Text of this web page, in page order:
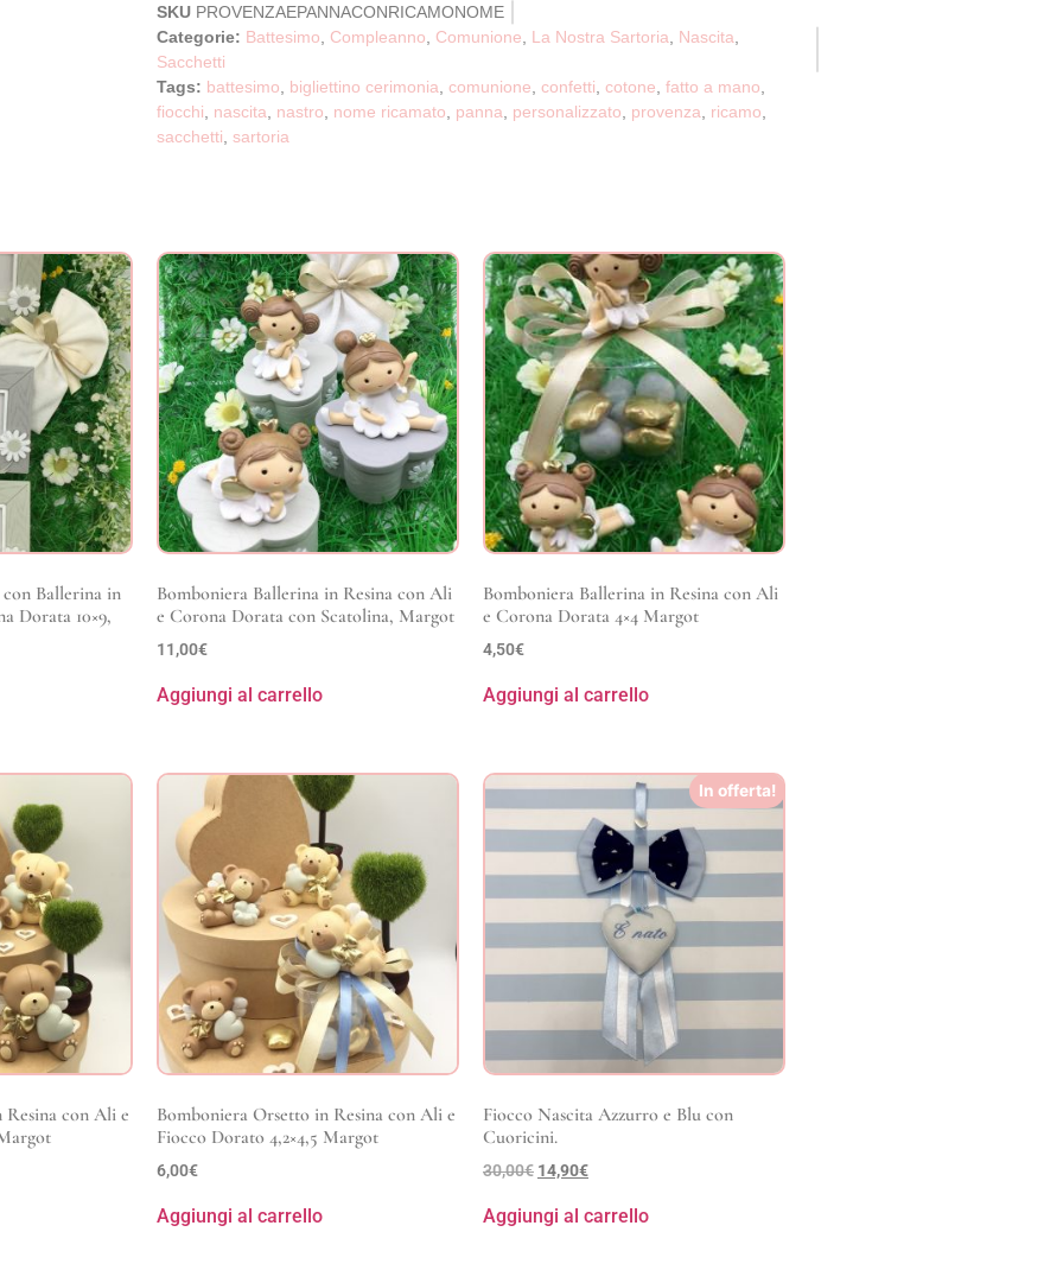
SKU PROVENZAEPANNACONRICAMONOME
Categorie: Battesimo Compleanno Comunione La Nostra Sartoria Nascita
Sacchetti
Tags: battesimo bigliettino cerimonia comunione confetti cotone fatto a mano
fiocchi
nascita nastro nome ricamato panna personalizzato provenza ricamo
sacchetti sartoria
Ballerina in
Dorata 10×9,
Bomboniera Ballerina in Resina con Ali
e Corona Dorata con Scatolina, Margot
11,00€
Aggiungi al carrello
Bomboniera Ballerina in Resina con Ali
e Corona Dorata 4×4 Margot
4,50€
Aggiungi al carrello
con Ali e
Bomboniera Orsetto in Resina con Ali e
Fiocco Dorato 4,2×4,5 Margot
6,00€
Aggiungi al carrello
In offerta!
Fiocco Nascita Azzurro e Blu con
Cuoricini.
30,00€ 14,90€
Aggiungi al carrello